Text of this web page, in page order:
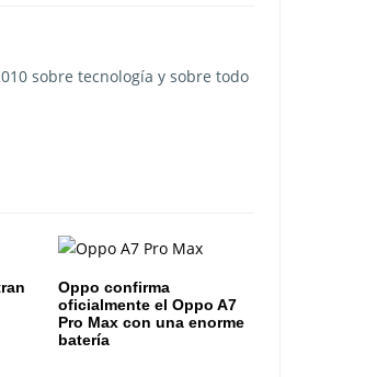
sobre tecnología y sobre todo
Oppo confirma
oficialmente el Oppo A7
Pro Max con una enorme
batería